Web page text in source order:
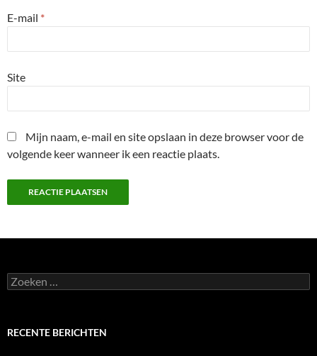
E-mail *
Site
Mijn naam, e-mail en site opslaan in deze browser voor de
volgende keer wanneer ik een reactie plaats.
Zoeken
naar:
RECENTE BERICHTEN